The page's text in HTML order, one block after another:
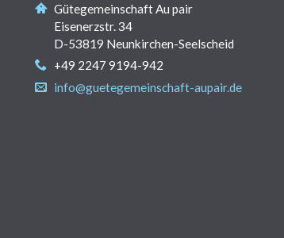
Gütegemeinschaft Au pair
Eisenerzstr. 34
D-53819 Neunkirchen-Seelscheid
+49 2247 9194-942
info@guetegemeinschaft-aupair.de